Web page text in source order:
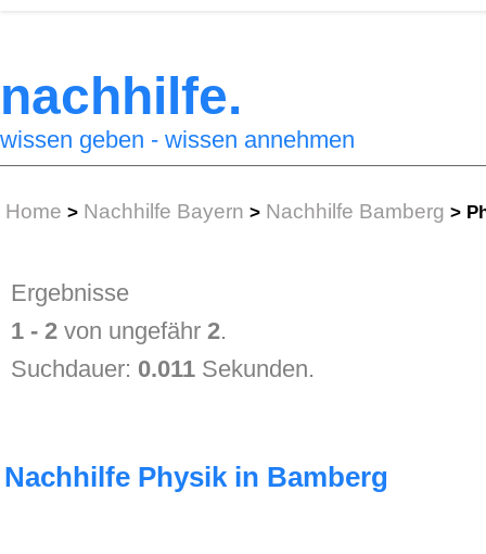
nachhilfe.
wissen geben - wissen annehmen
Home > Nachhilfe Bayern > Nachhilfe Bamberg >
Ergebnisse
1 - 2 von ungefähr2.
Suchdauer: 0.011 Sekunden.
Nachhilfe Physik in Bamberg